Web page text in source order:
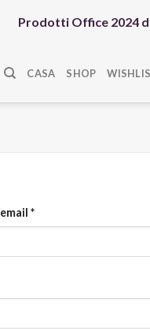
Prodotti Office 2024
CASA SHOP
*